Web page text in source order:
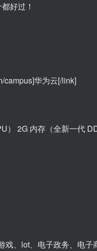
好过！
campus]华为云[/link]
） 2G 内存（全新一代
、lot、电子政务、电子